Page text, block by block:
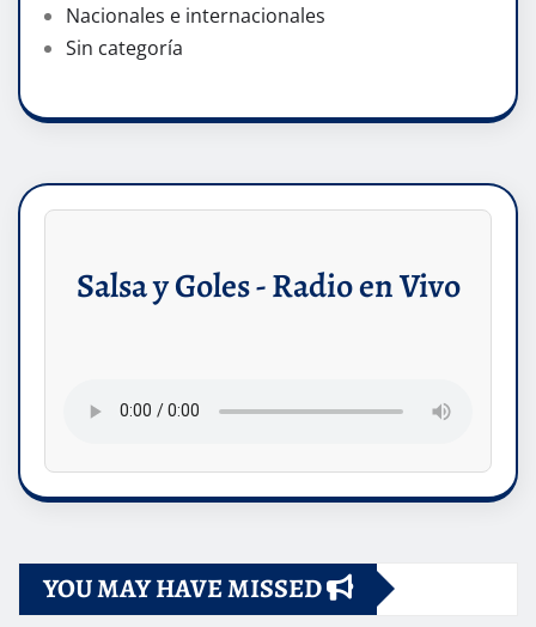
Nacionales e internacionales
Sin categoría
Salsa y Goles - Radio en Vivo
YOU MAY HAVE MISSED